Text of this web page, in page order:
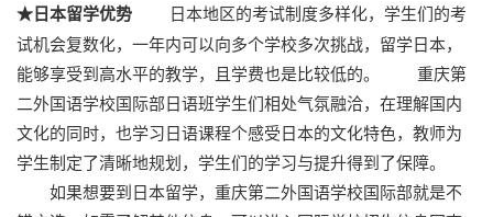
★日本留学优势 日本地区的考试制度多样化，学生们的考
试机会复数化，一年内可以向多个学校多次挑战，留学日本，
能够享受到高水平的教学，且学费也是比较低的。 重庆第
二外国语学校国际部日语班学生们相处气氛融洽，在理解国内
文化的同时，也学习日语课程个感受日本的文化特色，教师为
学生制定了清晰地规划，学生们的学习与提升得到了保障。
如果想要到日本留学，重庆第二外国语学校国际部就是不